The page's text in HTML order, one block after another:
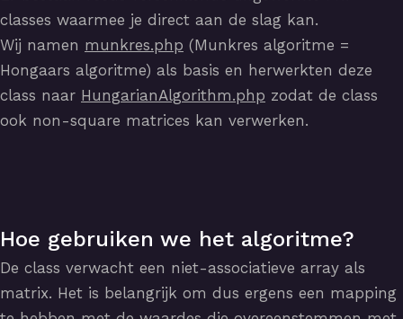
classes waarmee je direct aan de slag kan.
Wij namen munkres.php (Munkres algoritme =
Hongaars algoritme) als basis en herwerkten deze
class naar HungarianAlgorithm.php zodat de class
ook non-square matrices kan verwerken.
Hoe gebruiken we het algoritme?
De class verwacht een niet-associatieve array als
matrix. Het is belangrijk om dus ergens een mapping